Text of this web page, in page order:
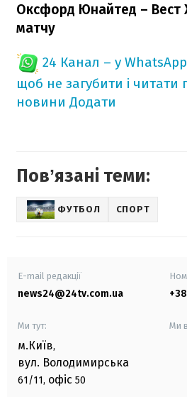
Оксфорд Юнайтед – Вест
матчу
24 Канал – у WhatsApp
щоб не загубити і читати
новини Додати
Повʼязані теми:
ФУТБОЛ СПОРТ
E-mail редакції
news24@24tv.com.ua
Ми тут:
м.Київ,
вул. Володимирська
61/11, офіс 50
Ми